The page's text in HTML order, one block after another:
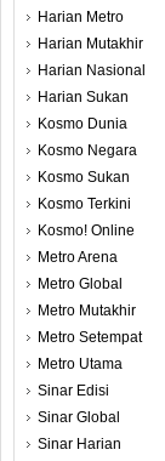
Harian Metro
Harian Mutakhir
Harian Nasional
Harian Sukan
Kosmo Dunia
Kosmo Negara
Kosmo Sukan
Kosmo Terkini
Kosmo! Online
Metro Arena
Metro Global
Metro Mutakhir
Metro Setempat
Metro Utama
Sinar Edisi
Sinar Global
Sinar Harian